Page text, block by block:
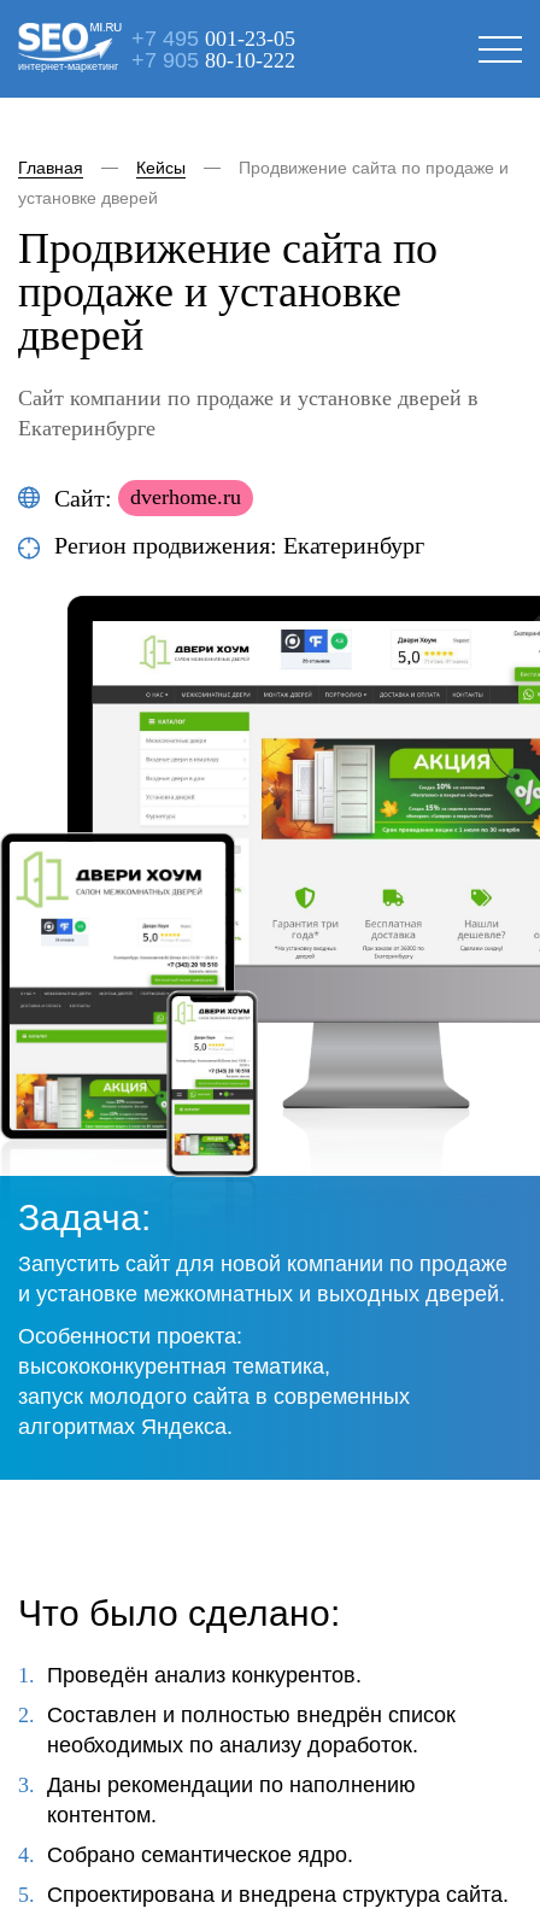
интернет-маркетинг
+7 495 001-23-05
+7 905 80-10-222
Главная Кейсы
Продвижение сайта по продаже и
установке дверей
Продвижение сайта по
продаже и установке
дверей
Сайт компании по продаже и установке дверей в
Екатеринбурге
Сайт: dverhome.ru
Регион продвижения: Екатеринбург
Задача:
Запустить сайт для новой компании по продаже
и установке межкомнатных и выходных дверей.
Особенности проекта:
высококонкурентная тематика,
запуск молодого сайта в современных
алгоритмах Яндекса.
Что было сделано:
Проведён анализ конкурентов.
Составлен и полностью внедрён список
необходимых по анализу доработок.
Даны рекомендации по наполнению
контентом.
Собрано семантическое ядро.
Спроектирована и внедрена структура сайта.